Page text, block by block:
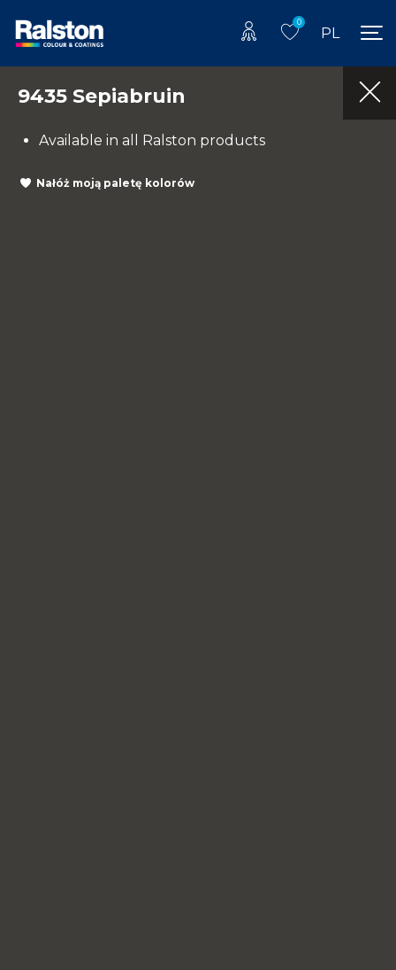
0
PL
9435 Sepiabruin
Available in all Ralston products
Nałóż moją paletę kolorów